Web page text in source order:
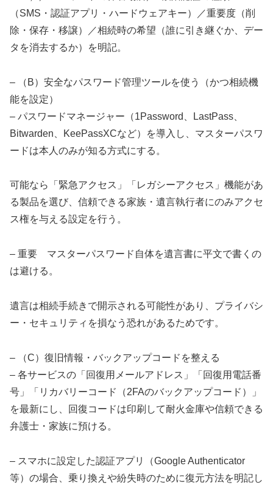
（SMS・認証アプリ・ハードウェアキー）／重要度（削
除・保存・移譲）／相続時の希望（誰に引き継ぐか、デー
タを消去するか）を明記。
– （B）安全なパスワード管理ツールを使う（かつ相続機
能を設定）
– パスワードマネージャー（1Password、LastPass、
Bitwarden、KeePassXCなど）を導入し、マスターパスワ
ードは本人のみが知る方式にする。
可能なら「緊急アクセス」「レガシーアクセス」機能があ
る製品を選び、信頼できる家族・遺言執行者にのみアクセ
ス権を与える設定を行う。
– 重要 マスターパスワード自体を遺言書に平文で書くの
は避ける。
遺言は相続手続きで開示される可能性があり、プライバシ
ー・セキュリティを損なう恐れがあるためです。
– （C）復旧情報・バックアップコードを整える
– 各サービスの「回復用メールアドレス」「回復用電話番
号」「リカバリーコード（2FAのバックアップコード）」
を最新にし、回復コードは印刷して耐火金庫や信頼できる
弁護士・家族に預ける。
– スマホに設定した認証アプリ（Google Authenticator
等）の場合、乗り換えや紛失時のために復元方法を明記し